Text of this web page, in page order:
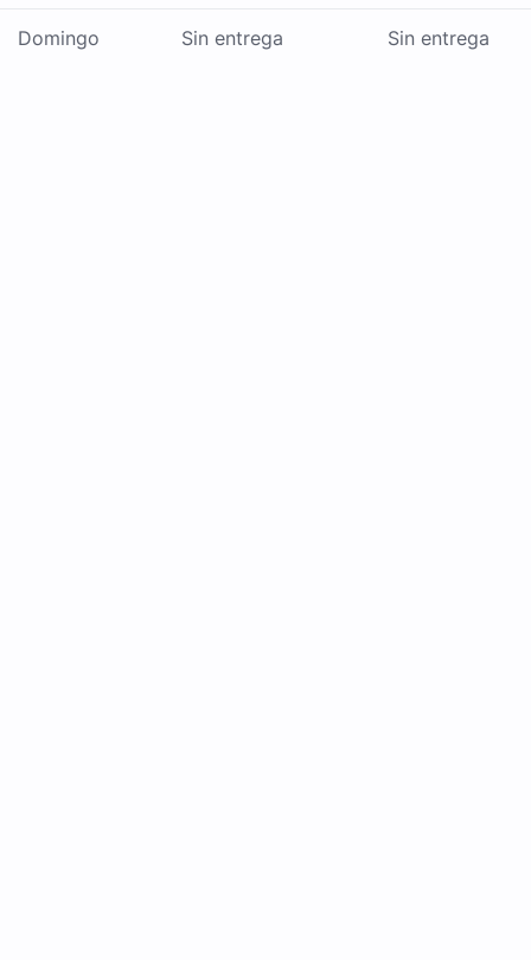
Domingo Sin entrega Sin entrega